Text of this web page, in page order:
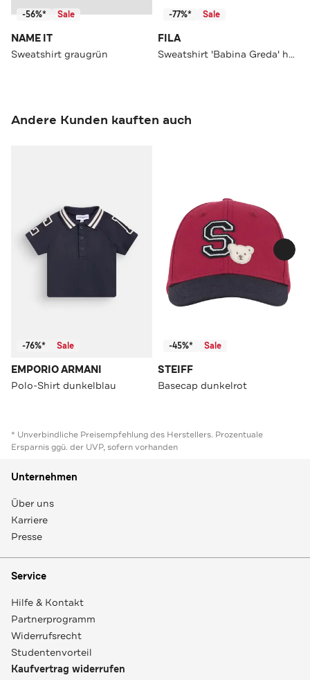
-56%* Sale
NAME IT
Sweatshirt graugrün
-77%* Sale
FILA
Sweatshirt 'Babina Greda' hellgrau
Andere Kunden kauften auch
-76%* Sale
EMPORIO ARMANI
Polo-Shirt dunkelblau
-45%* Sale
STEIFF
Basecap dunkelrot
* Unverbindliche Preisempfehlung des Herstellers. Prozentuale
Ersparnis ggü. der UVP, sofern vorhanden
Unternehmen
Über uns
Karriere
Presse
Service
Hilfe & Kontakt
Partnerprogramm
Widerrufsrecht
Studentenvorteil
Kaufvertrag widerrufen